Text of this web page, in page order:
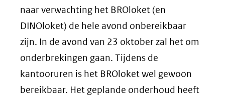
naar verwachting het BROloket (en
DINOloket) de hele avond onbereikbaar
zijn. In de avond van 23 oktober zal het om
onderbrekingen gaan. Tijdens de
kantooruren is het BROloket wel gewoon
bereikbaar. Het geplande onderhoud heeft